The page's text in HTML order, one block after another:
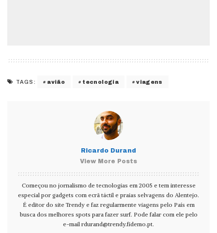
TAGS: avião tecnologia viagens
Ricardo Durand
View More Posts
Começou no jornalismo de tecnologias em 2005 e tem interesse
especial por gadgets com ecrã táctil e praias selvagens do Alentejo.
É editor do site Trendy e faz regularmente viagens pelo País em
busca dos melhores spots para fazer surf. Pode falar com ele pelo
e-mail rdurand@trendy.fidemo.pt.